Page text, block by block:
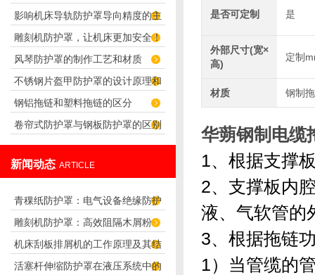
起主轴停转
影响机床导轨防护罩导向精度的主
要因素
雕刻机防护罩，让机床更加安全！
风琴防护罩的制作工艺和材质
不锈钢片盔甲防护罩的设计原理和
应用
钢铝拖链和塑料拖链的区分
卷帘式防护罩与钢板防护罩的区别
新闻动态 ARTICLE
青稞纸防护罩：电气设备绝缘防护
专用方案
雕刻机防护罩：高效阻隔木屑粉
尘，守护设备精度与安全
机床刮板排屑机的工作原理及其结
构分析
活塞杆伸缩防护罩在液压系统中的
是否可定制 是
外部尺寸(宽×
高)
定制
材质 钢制
华蒴钢制电缆
1、根据支撑
2、支撑板内
液、气软管的
3、根据拖链
1）当管缆的